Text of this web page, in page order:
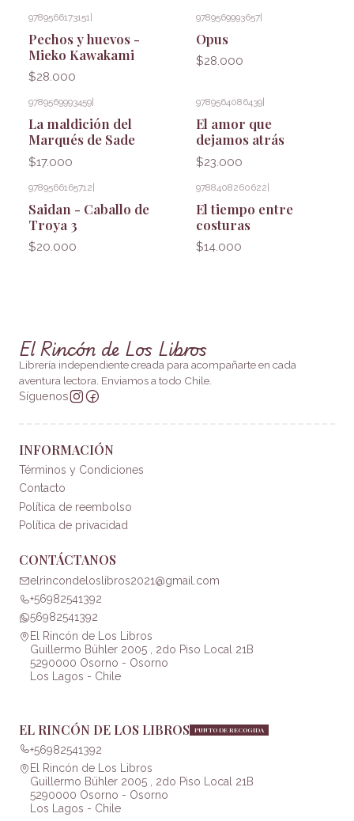
9789566173151 |
Pechos y huevos -
Mieko Kawakami
$28.000
9789569993657|
Opus
$28.000
9789569993459
La maldición del
Marqués de Sade
$17.000
9789564086439
El amor que
dejamos atrás
$23.000
9789566165712|
Saidan - Caballo de
Troya 3
$20.000
9788408260622|
El tiempo entre
costuras
$14.000
El Rincón de Los Libros
Librería independiente creada para acompañarte en cada
aventura lectora. Enviamos a todo Chile.
Síguenos
INFORMACIÓN
Términos y Condiciones
Contacto
Política de reembolso
Política de privacidad
CONTÁCTANOS
elrincondeloslibros2021@gmail.com
+56982541392
56982541392
El Rincón de Los Libros
Guillermo Bühler 2005 , 2do Piso Local 21B
5290000 Osorno - Osorno
Los Lagos - Chile
EL RINCÓN DE LOS LIBROS PUNTO DE RECOGIDA
+56982541392
El Rincón de Los Libros
Guillermo Bühler 2005 , 2do Piso Local 21B
5290000 Osorno - Osorno
Los Lagos - Chile